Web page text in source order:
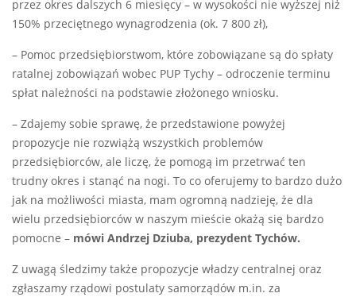
przez okres dalszych 6 miesięcy – w wysokości nie wyższej niż
150% przeciętnego wynagrodzenia (ok. 7 800 zł),
– Pomoc przedsiębiorstwom, które zobowiązane są do spłaty
ratalnej zobowiązań wobec PUP Tychy – odroczenie terminu
spłat należności na podstawie złożonego wniosku.
– Zdajemy sobie sprawę, że przedstawione powyżej
propozycje nie rozwiążą wszystkich problemów
przedsiębiorców, ale liczę, że pomogą im przetrwać ten
trudny okres i stanąć na nogi. To co oferujemy to bardzo dużo
jak na możliwości miasta, mam ogromną nadzieję, że dla
wielu przedsiębiorców w naszym mieście okażą się bardzo
pomocne – mówi Andrzej Dziuba, prezydent Tychów.
Z uwagą śledzimy także propozycje władzy centralnej oraz
zgłaszamy rządowi postulaty samorządów m.in. za